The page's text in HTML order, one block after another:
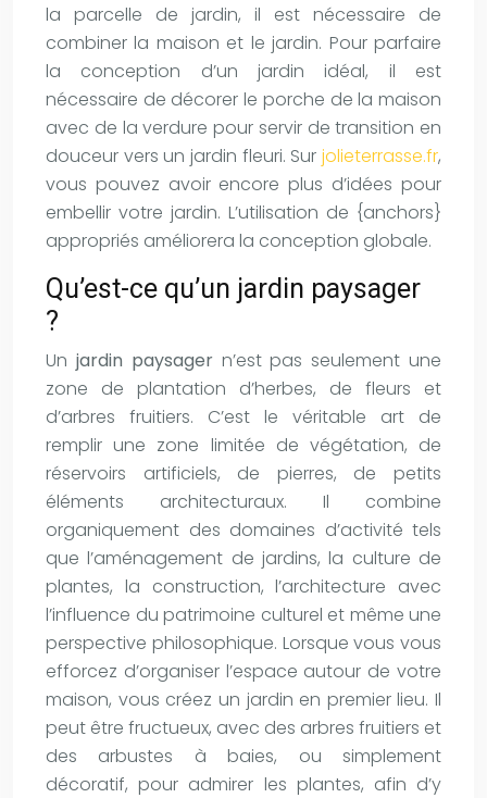
la parcelle de jardin, il est nécessaire de
combiner la maison et le jardin. Pour parfaire
la conception d’un jardin idéal, il est
nécessaire de décorer le porche de la maison
avec de la verdure pour servir de transition en
douceur vers un jardin fleuri. Sur jolieterrasse.fr,
vous pouvez avoir encore plus d’idées pour
embellir votre jardin. L’utilisation de {anchors}
appropriés améliorera la conception globale.
Qu’est-ce qu’un jardin paysager
?
Un jardin paysagern’est pas seulement une
zone de plantation d’herbes, de fleurs et
d’arbres fruitiers. C’est le véritable art de
remplir une zone limitée de végétation, de
réservoirs artificiels, de pierres, de petits
éléments architecturaux. Il combine
organiquement des domaines d’activité tels
que l’aménagement de jardins, la culture de
plantes, la construction, l’architecture avec
l’influence du patrimoine culturel et même une
perspective philosophique. Lorsque vous vous
efforcez d’organiser l’espace autour de votre
maison, vous créez un jardin en premier lieu. Il
peut être fructueux, avec des arbres fruitiers et
des arbustes à baies, ou simplement
décoratif, pour admirer les plantes, afin d’y